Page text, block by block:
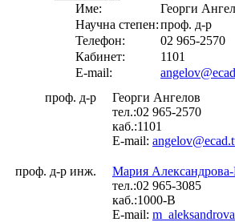
Име:
Георги
Научна степен:проф. д-р
Телефон:
02 965-2570
Кабинет:
1101
E-mail:
проф. д-р
Георги Ангелов
тел.:02 965-2570
каб.:1101
E-mail:
проф. д-р инж.
Мария
тел.:02 965-3085
каб.:1000-В
E-mail: